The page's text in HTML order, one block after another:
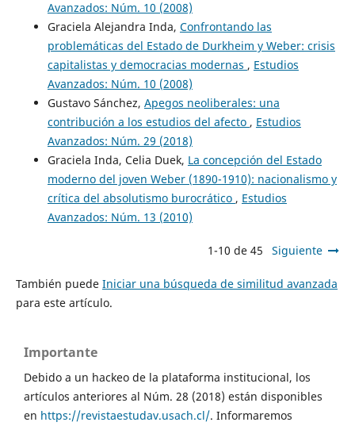
Avanzados: Núm. 10 (2008)
Graciela Alejandra Inda, Confrontando las
problemáticas del Estado de Durkheim y Weber: crisis
capitalistas y democracias modernas , Estudios
Avanzados: Núm. 10 (2008)
Gustavo Sánchez, Apegos neoliberales: una
contribución a los estudios del afecto , Estudios
Avanzados: Núm. 29 (2018)
Graciela Inda, Celia Duek, La concepción del Estado
moderno del joven Weber (1890-1910): nacionalismo y
crítica del absolutismo burocrático , Estudios
Avanzados: Núm. 13 (2010)
1-10 de 45 Siguiente
También puede Iniciar una búsqueda de similitud avanzada
para este artículo.
Importante
Debido a un hackeo de la plataforma institucional, los
artículos anteriores al Núm. 28 (2018) están disponibles
en https://revistaestudav.usach.cl/. Informaremos